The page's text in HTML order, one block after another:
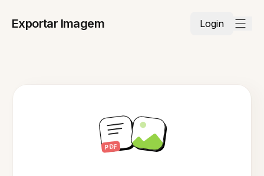
Exportar Imagem Login